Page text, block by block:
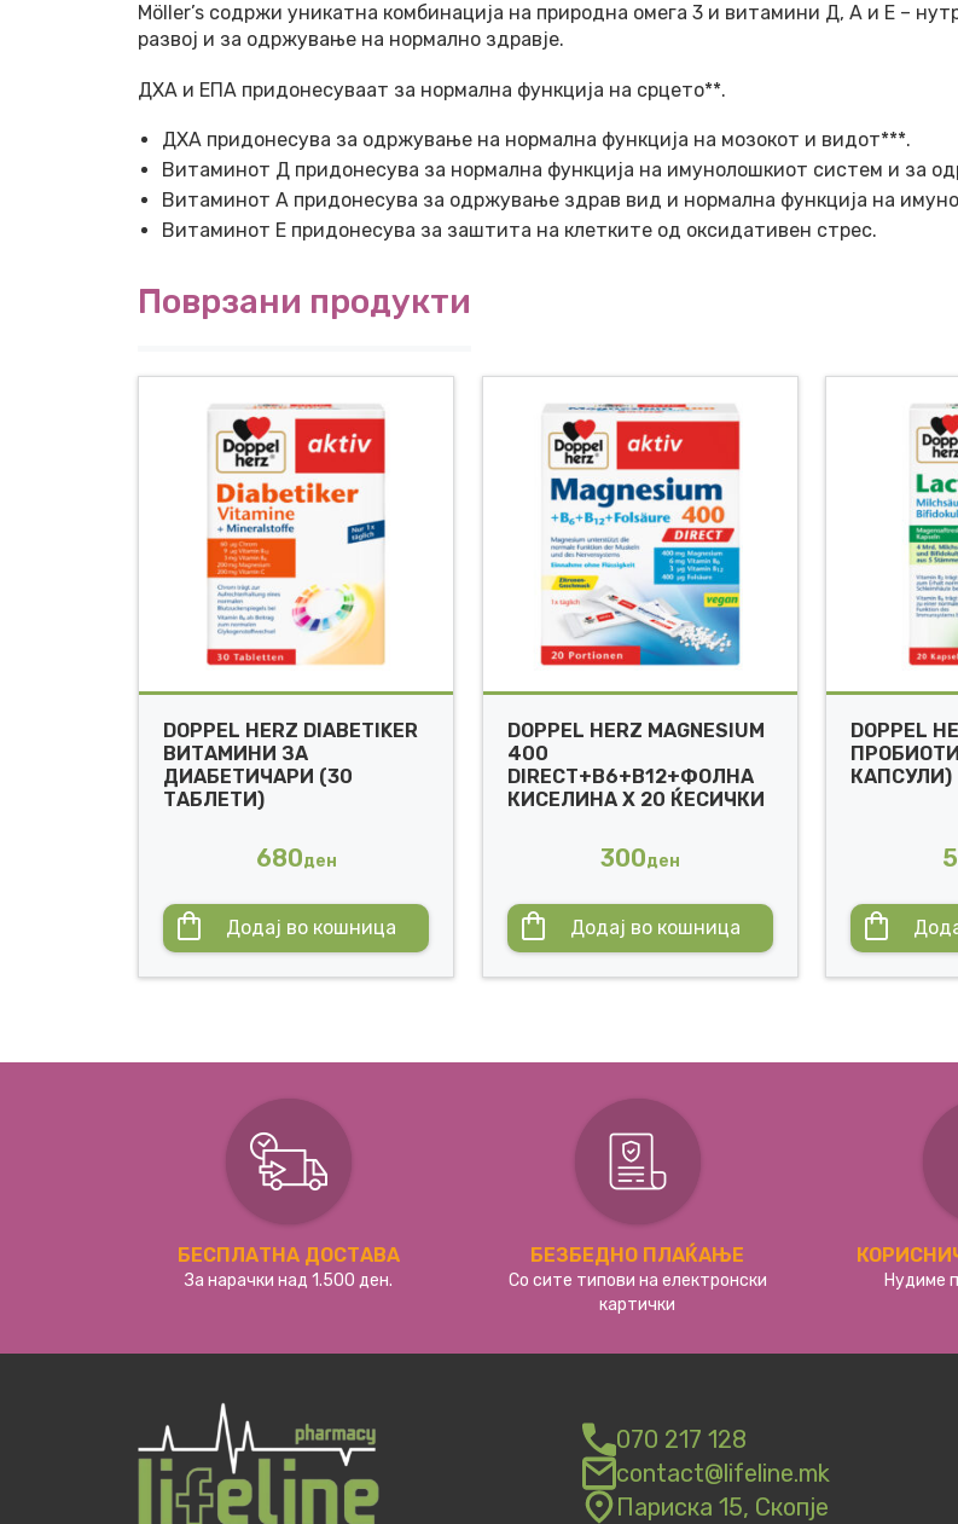
Möller’s содржи уникатна комбинација на природна омега 3 и витамини Д, А и Е –
развој и за одржување на нормално здравје.
ДХА и ЕПА придонесуваат за нормална функција на срцето**.
ДХА придонесува за одржување на нормална функција на мозокот и видот***.
Витаминот Д придонесува за нормална функција на имунолошкиот систем и за
Витаминот А придонесува за одржување здрав вид и нормална функција на
Витаминот Е придонесува за заштита на клетките од оксидативен стрес.
Поврзани продукти
DOPPEL HERZ DIABETIKER
ВИТАМИНИ ЗА
ДИАБЕТИЧАРИ (30
ТАБЛЕТИ)
680ден
Додај во кошница
DOPPEL HERZ MAGNESIUM
400
DIRECT+B6+B12+ФОЛНА
КИСЕЛИНА X 20 ЌЕСИЧКИ
300ден
Додај во кошница
DOPPEL
КАПСУЛИ)
БЕСПЛАТНА ДОСТАВА
За нарачки над 1.500 ден.
БЕЗБЕДНО ПЛАЌАЊЕ
Со сите типови на електронски
картички
Нудиме
070 217 128
contact@lifeline.mk
Париска 15, Скопје